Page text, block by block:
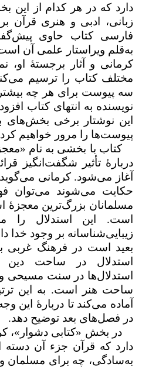
دارد که در هر کدام از این
زبانی، ادبی و هنری
فارسی کتاب حاوی
به‌قلم ویراستار علمی آن
کرمانی و آثار برجستۀ او،
مختلف کتاب را ترسیم
سه پیوست برای هر چه
نویسنده به انتهای کتاب
این نوشتار برخی بخش‌های
پیوست‌ها را مرور خواهیم
کتاب با بخشی به نام
دربارهٔ تأثیر شگفت‌انگیز
آغاز می‌شود. کرمانی
حکایت می‌شوند می‌توان
مسلمانان بزرگ‌ترین معجزهٔ
است. این استدلال را
زیبایی‌شناسانه بر وجود
بعید است در فرهنگ غربی
استدلال در ساحت دین
استدلال‌ها در سنت مسیحی و
ساحت هنر است. به این
آماده می‌کند تا دربارهٔ این
در فصل‌های بعد توضیح دهد.
در بخش «کتابی دشوار»،
دارد که قرآن جزء آن
به‌سادگی، چه برای مسلمان